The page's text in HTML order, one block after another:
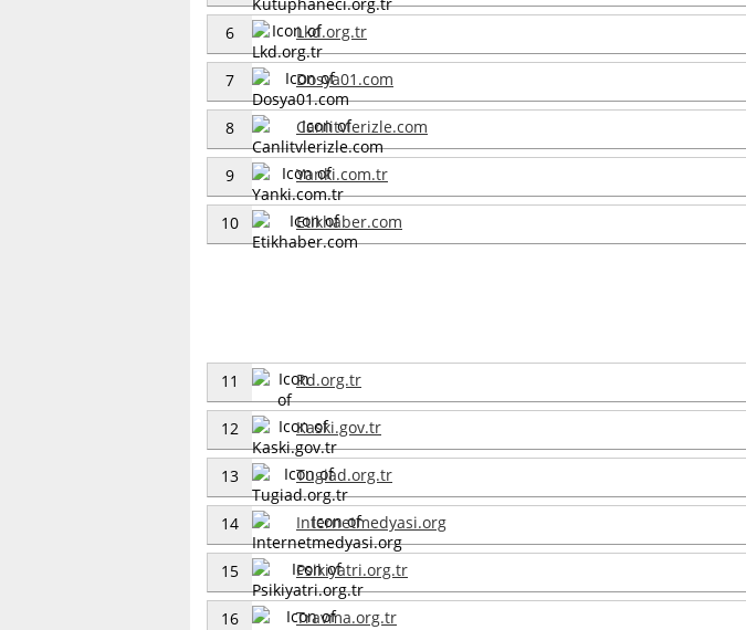
6 Lkd.org.tr
7 Dosya01.com
8 Canlitvlerizle.com
9 Yanki.com.tr
10 Etikhaber.com
11 Rd.org.tr
12 Kaski.gov.tr
13 Tugiad.org.tr
14 Internetmedyasi.org
15 Psikiyatri.org.tr
16 Travma.org.tr